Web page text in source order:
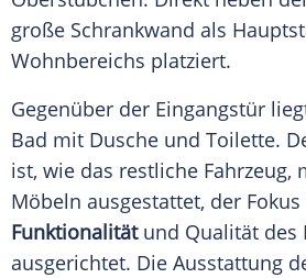
große Schrankwand als
Wohnbereichs platziert.
Gegenüber der Eingangstür
Bad mit Dusche und Toilette.
ist, wie das restliche Fahrzeug,
Möbeln ausgestattet, der
Funktionalitätund Qualität des
ausgerichtet. Die Ausstattung